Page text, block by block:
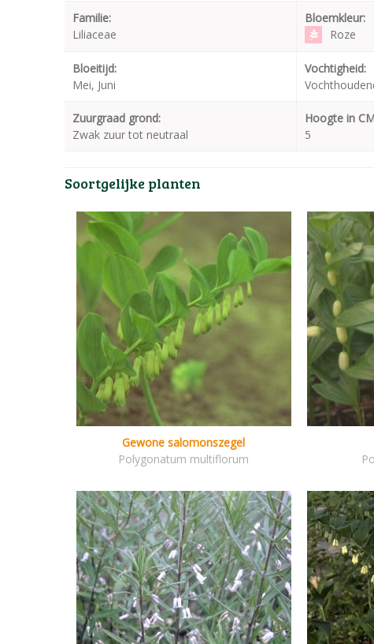
Familie:
Liliaceae
Bloemkleur:
Roze
Bloeitijd:
Mei, Juni
Vochtigheid:
Zuurgraad grond:
Zwak zuur tot neutraal
Hoogte in
5
Soortgelijke planten
Gewone salomonszegel
Polygonatum multiflorum